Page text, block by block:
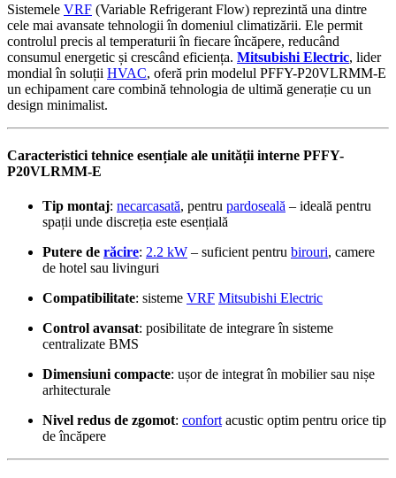
Sistemele VRF (Variable Refrigerant Flow) reprezintă una dintre
cele mai avansate tehnologii în domeniul climatizării. Ele permit
controlul precis al temperaturii în fiecare încăpere, reducând
consumul energetic și crescând eficiența. Mitsubishi Electric, lider
mondial în soluții HVAC, oferă prin modelul PFFY-P20VLRMM-E
un echipament care combină tehnologia de ultimă generație cu un
design minimalist.
Caracteristici tehnice esențiale ale unității interne PFFY-
P20VLRMM-E
Tip montaj: necarcasată, pentru pardoseală – ideală pentru
spații unde discreția este esențială
Putere de răcire: 2.2 kW – suficient pentru birouri, camere
de hotel sau livinguri
Compatibilitate: sisteme VRF Mitsubishi Electric
Control avansat: posibilitate de integrare în sisteme
centralizate BMS
Dimensiuni compacte: ușor de integrat în mobilier sau nișe
arhitecturale
Nivel redus de zgomot: confortacustic optim pentru orice tip
de încăpere